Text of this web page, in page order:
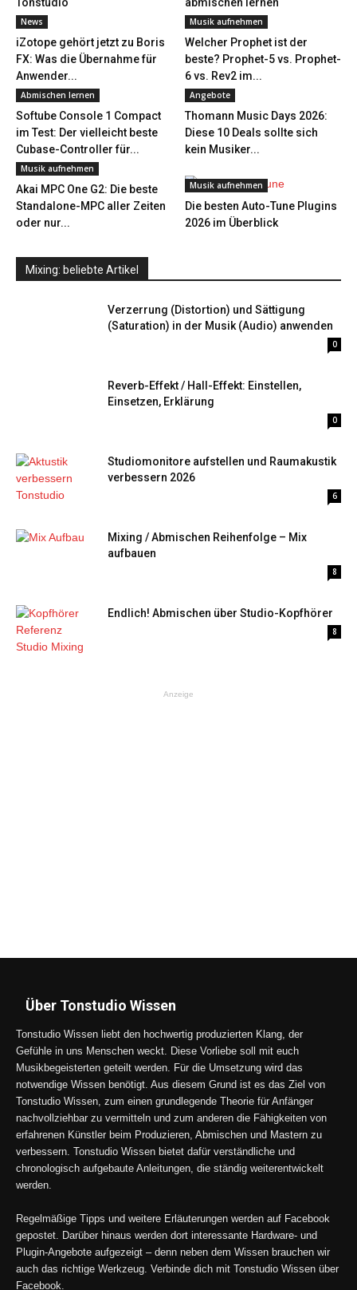
News
iZotope gehört jetzt zu Boris
FX: Was die Übernahme für
Anwender...
Musik aufnehmen
Welcher Prophet ist der
beste? Prophet-5 vs. Prophet-
6 vs. Rev2 im...
Abmischen lernen
Softube Console 1 Compact
im Test: Der vielleicht beste
Cubase-Controller für...
Angebote
Thomann Music Days 2026:
Diese 10 Deals sollte sich
kein Musiker...
Musik aufnehmen
Akai MPC One G2: Die beste
Standalone-MPC aller Zeiten
oder nur...
Musik aufnehmen
Die besten Auto-Tune Plugins
2026 im Überblick
Mixing: beliebte Artikel
Verzerrung (Distortion) und Sättigung
(Saturation) in der Musik (Audio) anwenden
0
Reverb-Effekt / Hall-Effekt: Einstellen,
Einsetzen, Erklärung
0
Studiomonitore aufstellen und Raumakustik
verbessern 2026
6
Mixing / Abmischen Reihenfolge – Mix
aufbauen
8
Endlich! Abmischen über Studio-Kopfhörer
8
Anzeige
Über Tonstudio Wissen
Tonstudio Wissen liebt den hochwertig produzierten Klang, der
Gefühle in uns Menschen weckt. Diese Vorliebe soll mit euch
Musikbegeisterten geteilt werden. Für die Umsetzung wird das
notwendige Wissen benötigt. Aus diesem Grund ist es das Ziel von
Tonstudio Wissen, zum einen grundlegende Theorie für Anfänger
nachvollziehbar zu vermitteln und zum anderen die Fähigkeiten von
erfahrenen Künstler beim Produzieren, Abmischen und Mastern zu
verbessern. Tonstudio Wissen bietet dafür verständliche und
chronologisch aufgebaute Anleitungen, die ständig weiterentwickelt
werden.
Regelmäßige Tipps und weitere Erläuterungen werden auf Facebook
gepostet. Darüber hinaus werden dort interessante Hardware- und
Plugin-Angebote aufgezeigt – denn neben dem Wissen brauchen wir
auch das richtige Werkzeug. Verbinde dich mit Tonstudio Wissen über
Facebook.